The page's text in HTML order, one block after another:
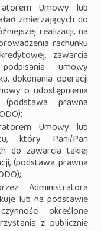
Umowy lub
zmierzających do
realizacji, na
rachunku
zawarcia
umowy
dokonania operacji
o udostępnienia
prawna
Umowy lub
który Pani/Pan
do zawarcia takiej
(podstawa prawna
Administratora
lub na podstawie
określone
z publicznie